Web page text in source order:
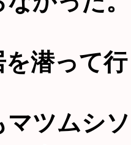
潜って
ツムシ